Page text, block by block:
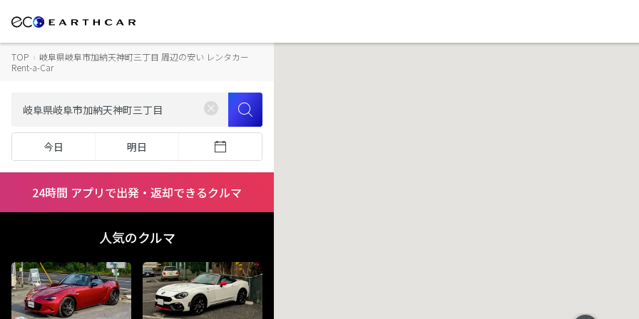
TOP › 岐阜県岐阜市加納天神町三丁目 周辺の安い レンタカー
Rent-a-Car
今日 明日
24時間 アプリで出発・返却できるクルマ
人気のクルマ